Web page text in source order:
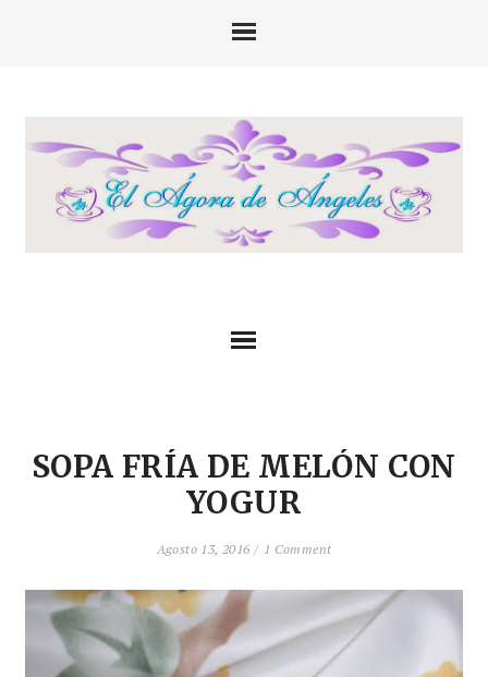
SOPA FRÍA DE MELÓN CON
YOGUR
Agosto 13, 2016 / 1 Comment